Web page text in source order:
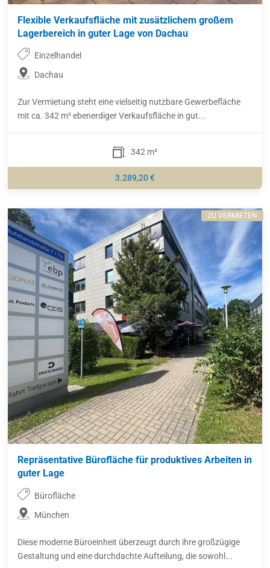
Flexible Verkaufsfläche mit zusätzlichem großem
Lagerbereich in guter Lage von Dachau
Einzelhandel
Dachau
Zur Vermietung steht eine vielseitig nutzbare Gewerbefläche
mit ca. 342 m² ebenerdiger Verkaufsfläche in gut...
342 m²
3.289,20 €
Repräsentative Bürofläche für produktives Arbeiten in
guter Lage
Bürofläche
München
Diese moderne Büroeinheit überzeugt durch ihre großzügige
Gestaltung und eine durchdachte Aufteilung, die sowohl...
ZU VERMIETEN